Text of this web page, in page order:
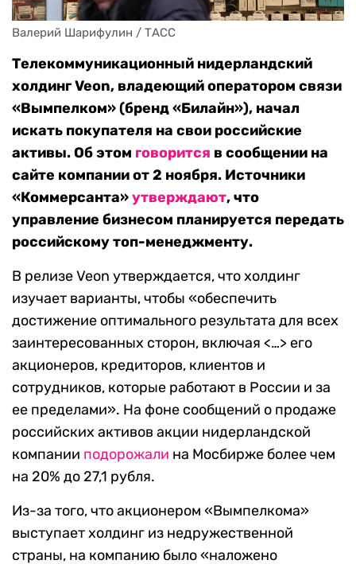
Валерий Шарифулин / ТАСС
Телекоммуникационный нидерландский
холдинг Veon, владеющий оператором связи
«Вымпелком» (бренд «Билайн»), начал
искать покупателя на свои российские
активы. Об этом говорится в сообщении на
сайте компании от 2 ноября. Источники
«Коммерсанта»утверждают, что
управление бизнесом планируется передать
российскому топ-менеджменту.
В релизе Veon утверждается, что холдинг
изучает варианты, чтобы «обеспечить
достижение оптимального результата для всех
заинтересованных сторон, включая <…> его
акционеров, кредиторов, клиентов и
сотрудников, которые работают в России и за
ее пределами». На фоне сообщений о продаже
российских активов акции нидерландской
компании подорожали на Мосбирже более чем
на 20% до 27,1 рубля.
Из-за того, что акционером «Вымпелкома»
выступает холдинг из недружественной
страны, на компанию было «наложено